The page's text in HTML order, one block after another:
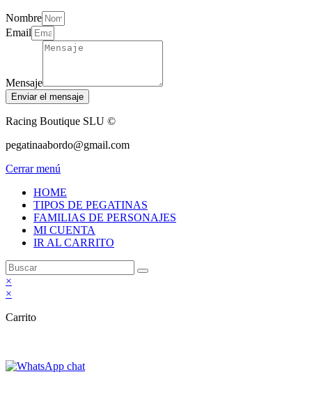
Nombre
Email
Mensaje
Enviar el mensaje
Racing Boutique SLU ©
pegatinaabordo@gmail.com
Cerrar menú
HOME
TIPOS DE PEGATINAS
FAMILIAS DE PERSONAJES
MI CUENTA
IR AL CARRITO
×
×
Carrito